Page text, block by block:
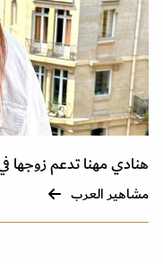
هنادي مهنا تدعم زوجها
مشاهير العرب